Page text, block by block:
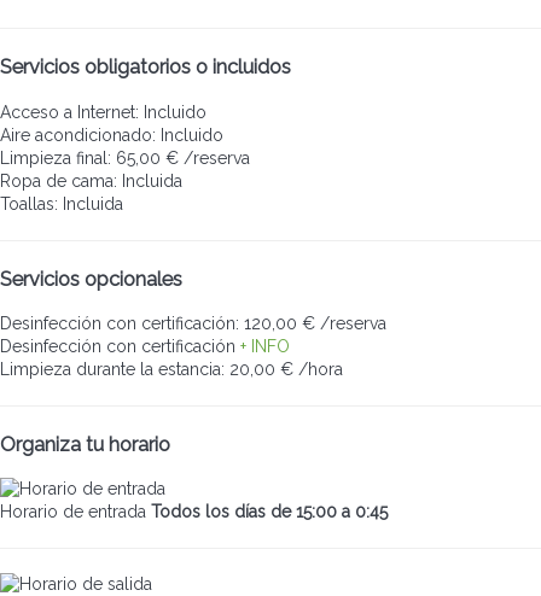
Servicios obligatorios o incluidos
Acceso a Internet: Incluido
Aire acondicionado: Incluido
Limpieza final: 65,00 € /reserva
Ropa de cama: Incluida
Toallas: Incluida
Servicios opcionales
Desinfección con certificación: 120,00 € /reserva
Desinfección con certificación + INFO
Limpieza durante la estancia: 20,00 € /hora
Organiza tu horario
Horario de entrada Todos los días de 15:00 a 0:45